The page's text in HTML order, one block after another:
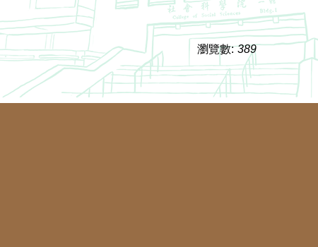
瀏覽數: 389